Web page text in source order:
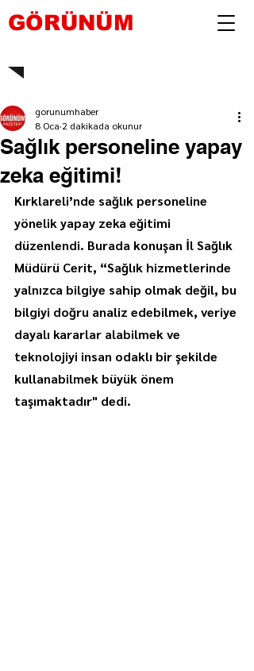
GÖRÜNÜM
Sağlık personeline yapay
zeka eğitimi!
gorunumhaber
8 Oca 2 dakikada okunur
Kırklareli’nde sağlık personeline
yönelik yapay zeka eğitimi
düzenlendi. Burada konuşan İl Sağlık
Müdürü Cerit, “Sağlık hizmetlerinde
yalnızca bilgiye sahip olmak değil, bu
bilgiyi doğru analiz edebilmek, veriye
dayalı kararlar alabilmek ve
teknolojiyi insan odaklı bir şekilde
kullanabilmek büyük önem
taşımaktadır" dedi.